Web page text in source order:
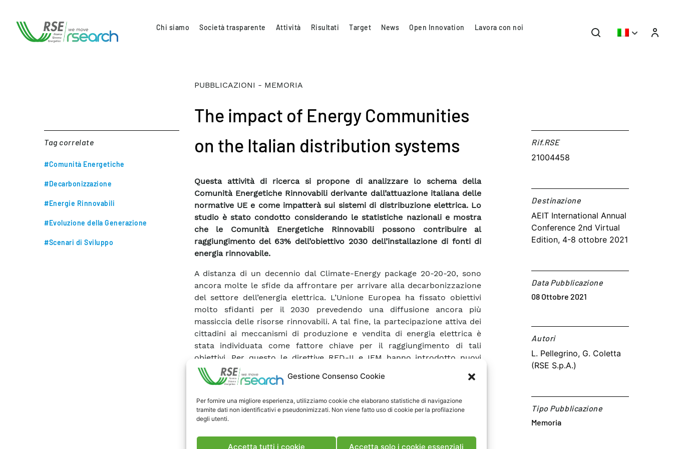
Gestione Consenso Cookie
Per fornire una migliore esperienza, utilizziamo cookie che elaborano statistiche di navigazione
tramite dati non identificativi e pseudonimizzati. Non viene fatto uso di cookie per la profilazione
degli utenti.
Accetta tutti i cookie Accetta solo i cookie essenziali
Chi siamo Società trasparente Attività Risultati Target News Open Innovation Lavora con noi
Tag correlate
#Comunità Energetiche
#Decarbonizzazione
#Energie Rinnovabili
#Evoluzione della Generazione
#Scenari di Sviluppo
PUBBLICAZIONI - MEMORIA
The impact of Energy Communities
on the Italian distribution systems
Questa attività di ricerca si propone di analizzare lo schema della
Comunità Energetiche Rinnovabili derivante dall’attuazione italiana delle
normative UE e come impatterà sui sistemi di distribuzione elettrica. Lo
studio è stato condotto considerando le statistiche nazionali e mostra
che le Comunità Energetiche Rinnovabili possono contribuire al
raggiungimento del 63% dell’obiettivo 2030 dell’installazione di fonti di
energia rinnovabile.
A distanza di un decennio dal Climate-Energy package 20-20-20, sono
ancora molte le sfide da affrontare per arrivare alla decarbonizzazione
del settore dell’energia elettrica. L’Unione Europea ha fissato obiettivi
molto sfidanti per il 2030 prevedendo una diffusione ancora più
massiccia delle risorse rinnovabili. A tal fine, la partecipazione attiva dei
cittadini ai meccanismi di produzione e vendita di energia elettrica è
stata individuata come fattore chiave per il raggiungimento di tali
obiettivi. Per questo le direttive RED-II e IEM hanno introdotto nuovi
soggetti, che consentono ai cittadini di diventare attori attivi del sistema
elettrico producendo, stoccando e vendendo energia rinnovabile
schema della Comunità Energetiche Rinnovabili derivante dall’attuazione
italiana delle normative UE e come impatterà sui sistemi di distribuzione
nazionali e mostra che le Comunità Energetiche Rinnovabili possono
Rif.RSE​
21004458
Destinazione​
AEIT International Annual
Conference 2nd Virtual
Edition, 4-8 ottobre 2021
Data Pubblicazione
08 Ottobre 2021
Autori​
L. Pellegrino, G. Coletta
(RSE S.p.A.)
Tipo Pubblicazione
Memoria